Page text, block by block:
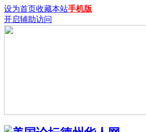
设为首页收藏本站手机版
开启辅助访问